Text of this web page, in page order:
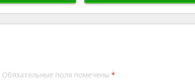
Обязательные поля помечены *